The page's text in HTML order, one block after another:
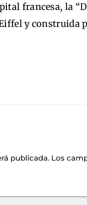
francesa, la
y construida
publicada. Los